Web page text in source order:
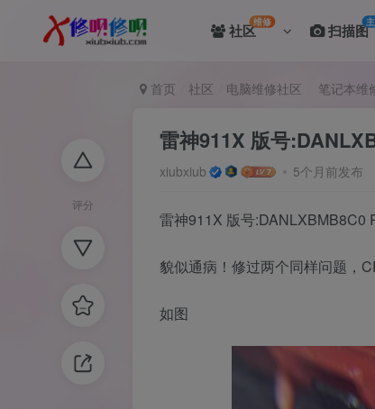
社区维修 扫描图
评分
首页 社区 电脑维修社区 笔记本维
雷神911X 版号
xiubxiub 5个月前发布
雷神911X 版号:DANLXBMB8C0
貌似通病！修过两个同样问题，
如图